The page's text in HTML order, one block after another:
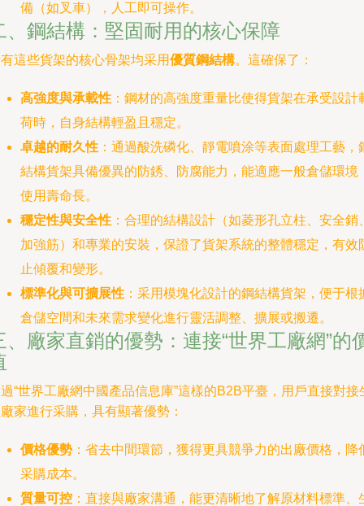
備（如叉車），人工即可操作。
、鋼結構：堅固耐用的核心保障
這些貨架的核心骨架均采用優質鋼結構。這確保了：
高強度與承載性 ：鋼材的高強度重量比使得貨架在承受設計
荷時，自身結構輕盈且穩定。
卓越的耐久性 ：通過酸洗磷化、靜電噴涂等表面處理工藝，
結構貨架具備優異的防銹、防腐能力，能適應一般倉儲環境
使用壽命長。
穩定性與安全性 ：合理的結構設計（如菱形孔立柱、安全銷
加強筋）和專業的安裝，保證了貨架系統的整體穩定，有效
止傾覆和變形。
標準化與可擴展性 ：采用模塊化設計的鋼結構貨架，便于根
倉儲空間和未來需求變化進行靈活調整、擴展或搬遷。
、廠家直銷的優勢：連接“世界工廠網”的
“世界工廠網中國產品信息庫”這樣的B2B平臺，用戶直接對接
家進行采購，具有顯著優勢：
價格優勢 ：省去中間環節，獲得更具競爭力的出廠價格，降
采購成本。
質量可控 ：直接與廠家溝通，能更清晰地了解原材料標準、